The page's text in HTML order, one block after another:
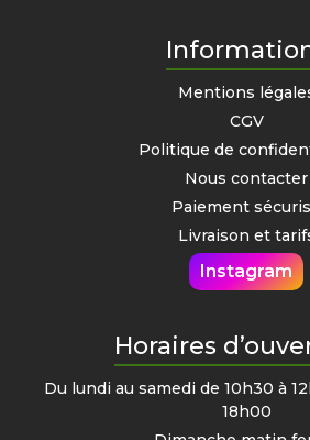
Mentions
CGV
Politique de
Nous contacter
Paiement
Livraison et
Instagram
Horaires
Du lundi au samedi de 10h30 à
18h00